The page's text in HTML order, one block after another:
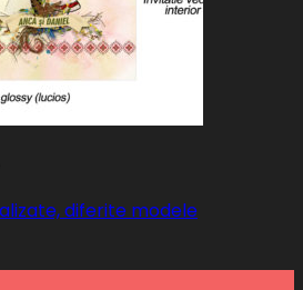
diferite modele